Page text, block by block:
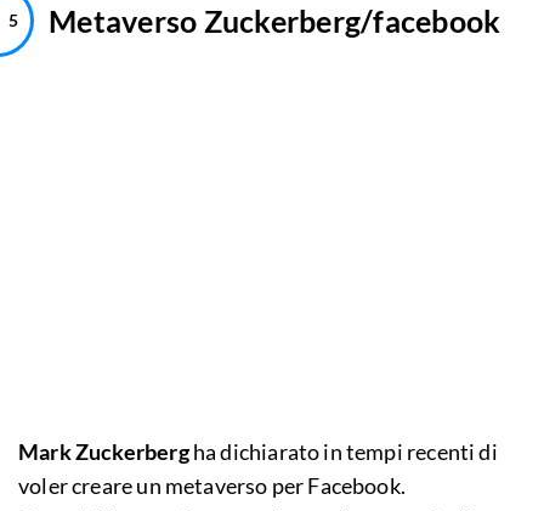
Metaverso Zuckerberg/facebook
Mark Zuckerbergha dichiarato in tempi recenti di
voler creare un metaverso per Facebook.